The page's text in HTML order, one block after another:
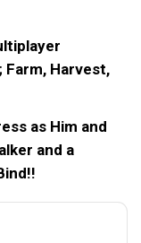
Harvest,
as Him and
and a